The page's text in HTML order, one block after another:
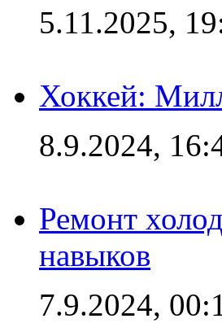
5.11.2025,
Хоккей:
8.9.2024,
Ремонт
навыков
7.9.2024,